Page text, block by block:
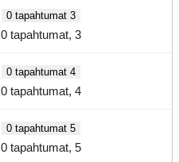
0 tapahtumat 3
0 tapahtumat, 3
0 tapahtumat 4
0 tapahtumat, 4
0 tapahtumat 5
0 tapahtumat, 5